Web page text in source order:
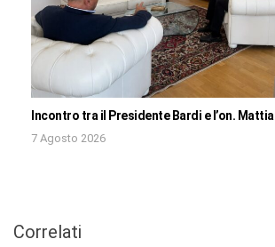
Incontro tra il Presidente Bardi e l’on. Mattia
7 Agosto 2026
Correlati